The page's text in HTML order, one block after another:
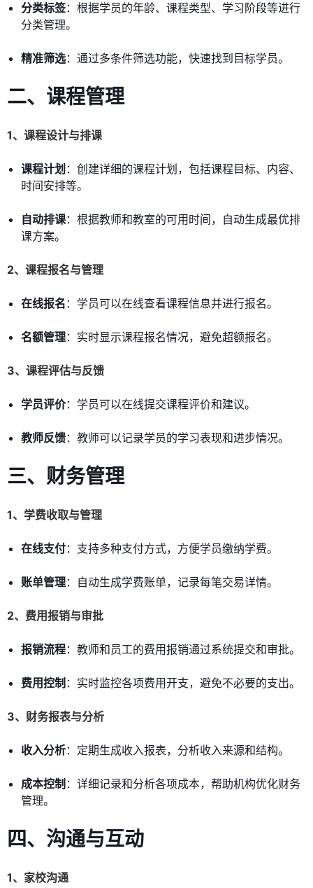
分类标签：根据学员的年龄、课程类型、学习阶段等进行
分类管理。
精准筛选：通过多条件筛选功能，快速找到目标学员。
二、课程管理
1、课程设计与排课
课程计划 ：创建详细的课程计划，包括课程目标、内容、
时间安排等。
自动排课：根据教师和教室的可用时间，自动生成最优排
课方案。
2、课程报名与管理
在线报名 ：学员可以在线查看课程信息并进行报名。
名额管理：实时显示课程报名情况，避免超额报名。
3、课程评估与反馈
学员评价：学员可以在线提交课程评价和建议。
教师反馈：教师可以记录学员的学习表现和进步情况。
三、财务管理
1、学费收取与管理
在线支付：支持多种支付方式，方便学员缴纳学费。
账单管理：自动生成学费账单，记录每笔交易详情。
2、费用报销与审批
报销流程：教师和员工的费用报销通过系统提交和审批。
费用控制 ：实时监控各项费用开支，避免不必要的支出。
3、财务报表与分析
收入分析：定期生成收入报表，分析收入来源和结构。
成本控制 ：详细记录和分析各项成本，帮助机构优化财务
管理。
四、沟通与互动
1、家校沟通